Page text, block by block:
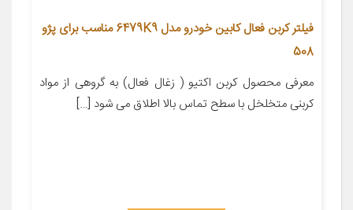
فیلتر کربن فعال کابین خودرو مدل 6479K9 مناسب برای پژو
508
معرفی محصول کربن اکتیو ( زغال فعال) به گروهی از مواد
کربنی متخلخل با سطح تماس بالا اطلاق می شود […]